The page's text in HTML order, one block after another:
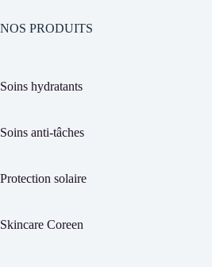
NOS PRODUITS
Soins hydratants
Soins anti-tâches
Protection solaire
Skincare Coreen